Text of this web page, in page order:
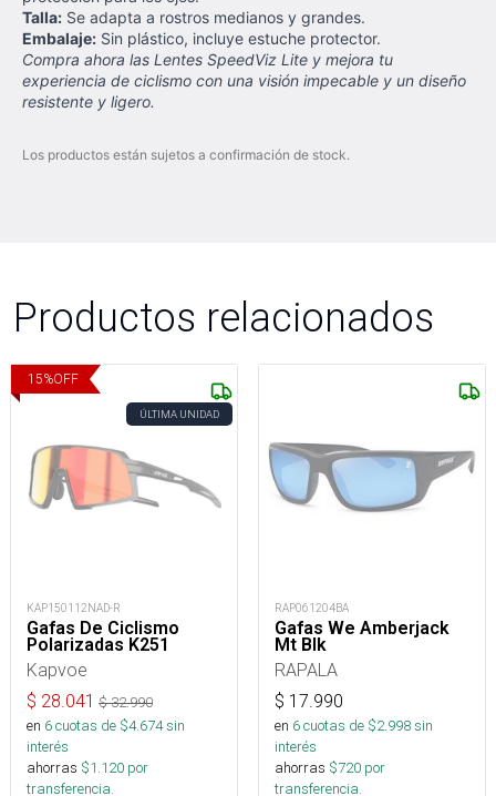
Talla: Se adapta a rostros medianos y grandes.
Embalaje: Sin plástico, incluye estuche protector.
Compra ahora las Lentes SpeedViz Lite y mejora tu
experiencia de ciclismo con una visión impecable y un diseño
resistente y ligero.
Los productos están sujetos a confirmación de stock.
Productos relacionados
15%OFF
ÚLTIMA UNIDAD
KAP150112NAD-R
Gafas De Ciclismo
Polarizadas K251
Kapvoe
$ 28.041 $32.990
en 6cuotas de $4.674sin
interés
ahorras $1.120 por
transferencia.
RAP061204BA
Gafas We Amberjack
Mt Blk
RAPALA
$ 17.990
en 6cuotas de $2.998sin
interés
ahorras $720 por
transferencia.